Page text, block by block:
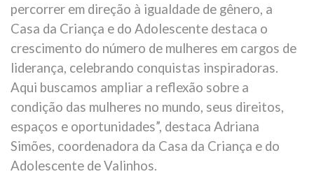
percorrer em direção à igualdade de gênero, a
Casa da Criança e do Adolescente destaca o
crescimento do número de mulheres em cargos de
liderança, celebrando conquistas inspiradoras.
Aqui buscamos ampliar a reflexão sobre a
condição das mulheres no mundo, seus direitos,
espaços e oportunidades”, destaca Adriana
Simões, coordenadora da Casa da Criança e do
Adolescente de Valinhos.